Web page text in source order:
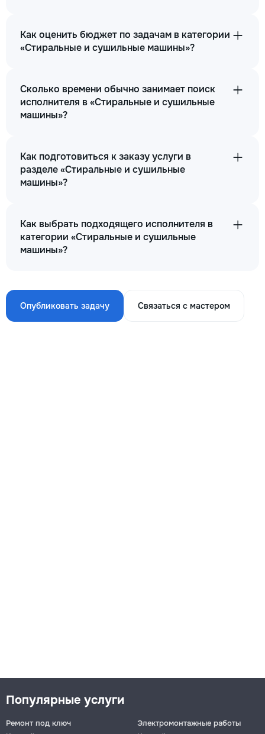
Как оценить бюджет по задачам в категории
«Стиральные и сушильные машины»?
Сколько времени обычно занимает поиск
исполнителя в «Стиральные и сушильные
машины»?
Как подготовиться к заказу услуги в
разделе «Стиральные и сушильные
машины»?
Как выбрать подходящего исполнителя в
категории «Стиральные и сушильные
машины»?
Опубликовать задачу Связаться с мастером
Популярные услуги
Ремонт под ключ
Электромонтажные работы